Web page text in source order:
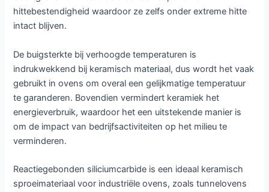
hittebestendigheid waardoor ze zelfs onder extreme hitte
intact blijven.
De buigsterkte bij verhoogde temperaturen is
indrukwekkend bij keramisch materiaal, dus wordt het vaak
gebruikt in ovens om overal een gelijkmatige temperatuur
te garanderen. Bovendien vermindert keramiek het
energieverbruik, waardoor het een uitstekende manier is
om de impact van bedrijfsactiviteiten op het milieu te
verminderen.
Reactiegebonden siliciumcarbide is een ideaal keramisch
sproeimateriaal voor industriële ovens, zoals tunnelovens